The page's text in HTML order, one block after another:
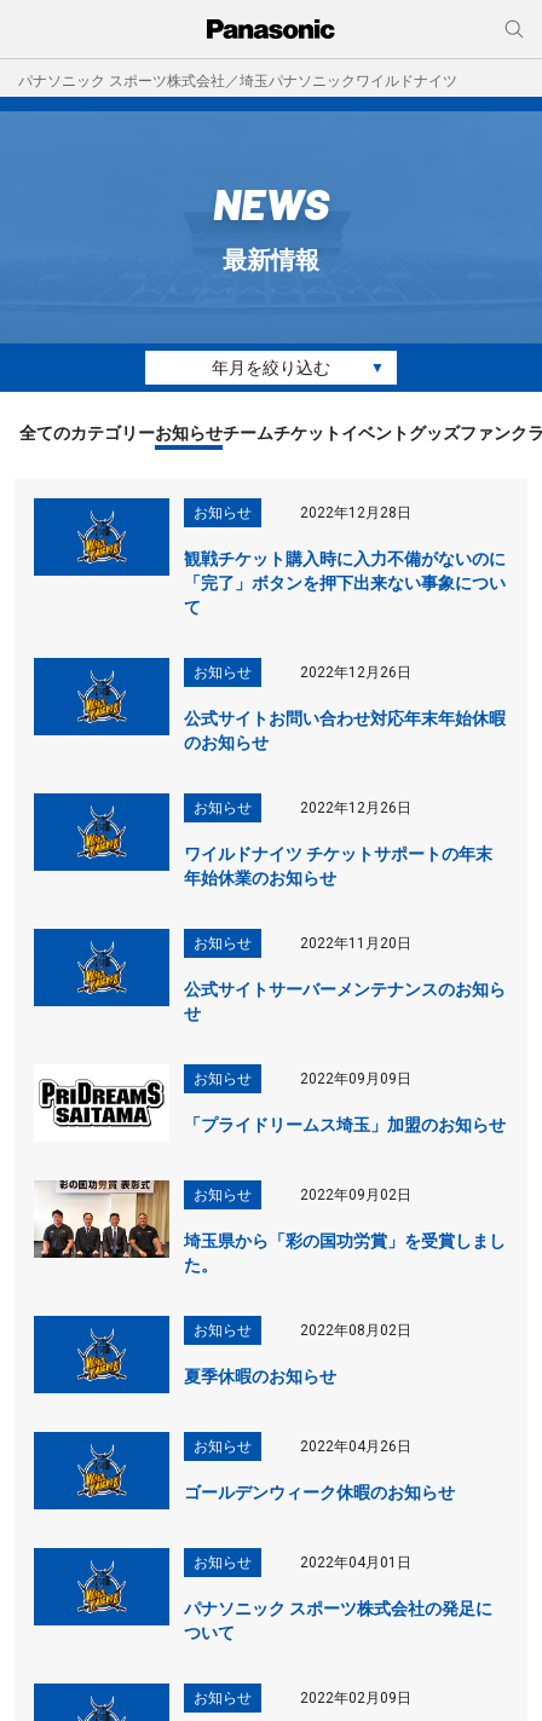
パナソニック スポーツ株式会社／埼玉パナソニックワイルドナイツ
NEWS
最新情報
年月を絞り込む ▼
全てのカテゴリーお知らせチームチケットイベントグッズファンク
お知らせ 2022年12月28日
観戦チケット購入時に入力不備がないのに
「完了」ボタンを押下出来ない事象につい
て
お知らせ 2022年12月26日
公式サイトお問い合わせ対応年末年始休暇
のお知らせ
お知らせ 2022年12月26日
ワイルドナイツ チケットサポートの年末
年始休業のお知らせ
お知らせ 2022年11月20日
公式サイトサーバーメンテナンスのお知ら
せ
お知らせ 2022年09月09日
「プライドリームス埼玉」加盟のお知らせ
お知らせ 2022年09月02日
埼玉県から「彩の国功労賞」を受賞しまし
た。
お知らせ 2022年08月02日
夏季休暇のお知らせ
お知らせ 2022年04月26日
ゴールデンウィーク休暇のお知らせ
お知らせ 2022年04月01日
パナソニック スポーツ株式会社の発足に
ついて
お知らせ 2022年02月09日